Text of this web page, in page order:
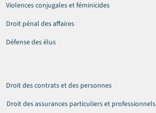
Violences conjugales et féminicides
Droit pénal des affaires
Défense des élus
Droit des contrats et des personnes
Droit des assurances particuliers et professionnels